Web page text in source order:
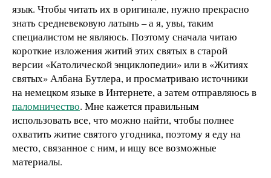
язык. Чтобы читать их в оригинале, нужно прекрасно
знать средневековую латынь – а я, увы, таким
специалистом не являюсь. Поэтому сначала читаю
короткие изложения житий этих святых в старой
версии «Католической энциклопедии» или в «Житиях
святых» Албана Бутлера, и просматриваю источники
на немецком языке в Интернете, а затем отправляюсь в
паломничество. Мне кажется правильным
использовать все, что можно найти, чтобы полнее
охватить житие святого угодника, поэтому я еду на
место, связанное с ним, и ищу все возможные
материалы.